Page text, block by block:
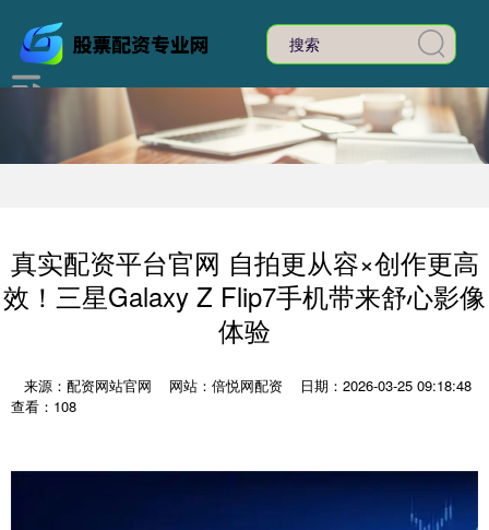
真实配资平台官网 自拍更从容×创作更高
效！三星Galaxy Z Flip7手机带来舒心影像
体验
来源：配资网站官网 网站：倍悦网配资
日期：2026-03-25 09:18:48
查看：108